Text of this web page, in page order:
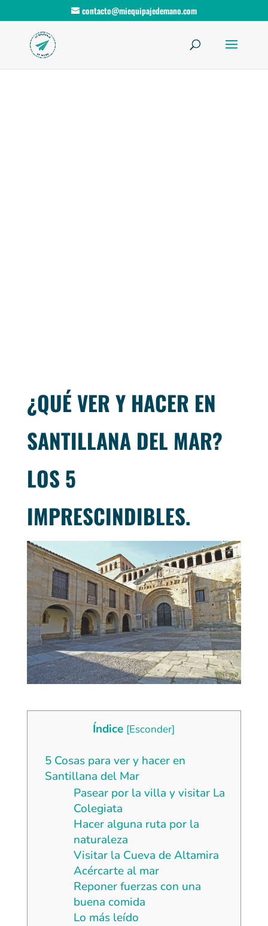
contacto@miequipajedemano.com
¿QUÉ VER Y HACER EN
SANTILLANA DEL MAR?
LOS 5
IMPRESCINDIBLES.
Índice [Esconder]
5 Cosas para ver y hacer en
Santillana del Mar
Pasear por la villa y visitar La
Colegiata
Hacer alguna ruta por la
naturaleza
Visitar la Cueva de Altamira
Acércarte al mar
Reponer fuerzas con una
buena comida
Lo más leído